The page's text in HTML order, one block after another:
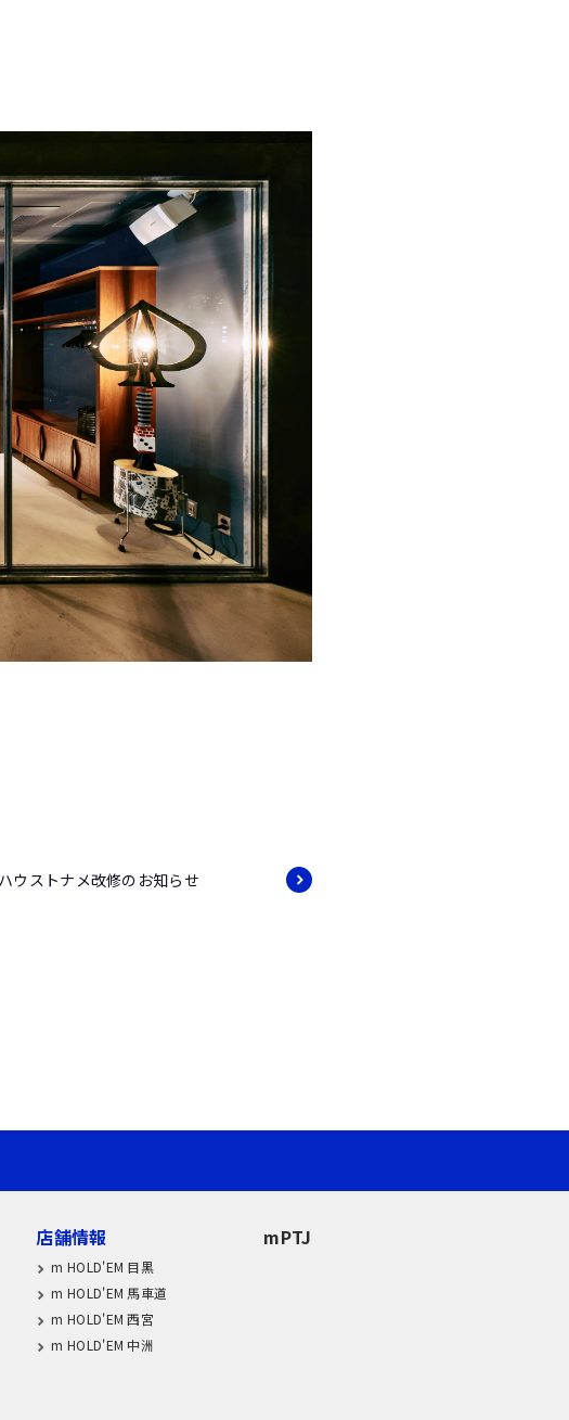
ハウストナメ改修のお知らせ
店舗情報
m HOLD'EM 目黒
m HOLD'EM 馬車道
m HOLD'EM 西宮
m HOLD'EM 中洲
mPTJ